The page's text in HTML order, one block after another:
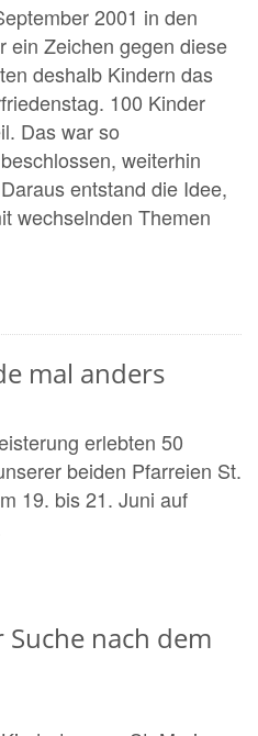
2001 in den
ein Zeichen gegen diese
deshalb Kindern das
100 Kinder
Das war so
weiterhin
entstand die Idee,
wechselnden Themen
mal anders
erlebten 50
beiden Pfarreien St.
19. bis 21. Juni auf
nach dem